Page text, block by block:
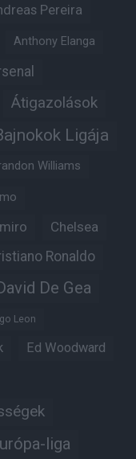
Pereira
Anthony Elanga
Átigazolások
Ligája
Williams
Chelsea
Ronaldo
De Gea
Leon
Ed Woodward
liga